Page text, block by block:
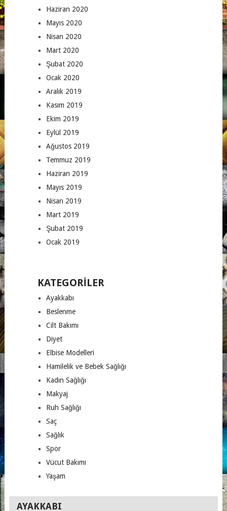
Haziran 2020
Mayıs 2020
Nisan 2020
Mart 2020
Şubat 2020
Ocak 2020
Aralık 2019
Kasım 2019
Ekim 2019
Eylül 2019
Ağustos 2019
Temmuz 2019
Haziran 2019
Mayıs 2019
Nisan 2019
Mart 2019
Şubat 2019
Ocak 2019
KATEGORILER
Ayakkabı
Beslenme
Cilt Bakımı
Diyet
Elbise Modelleri
Hamilelik ve Bebek Sağlığı
Kadın Sağlığı
Makyaj
Ruh Sağlığı
Saç
Sağlık
Spor
Vücut Bakımı
Yaşam
AYAKKABI